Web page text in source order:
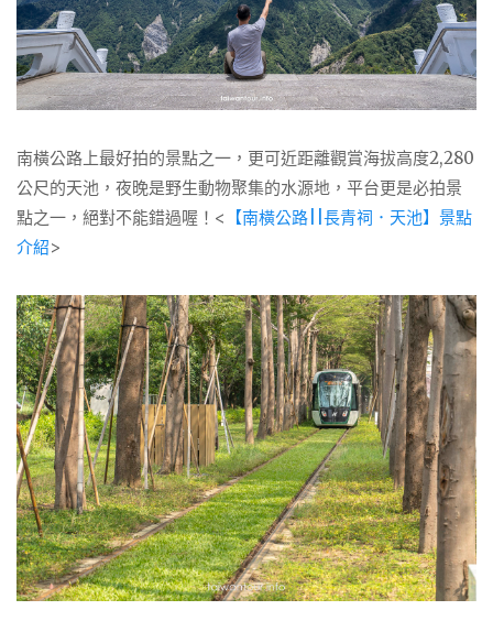
南橫公路上最好拍的景點之一，更可近距離觀賞海拔高度2,280
公尺的天池，夜晚是野生動物聚集的水源地，平台更是必拍景
點之一，絕對不能錯過喔！<
【南橫公路||長青祠．天池】景點
介紹>